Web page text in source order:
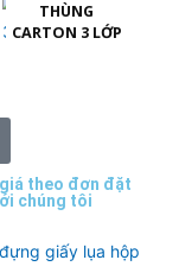
THÙNG
CARTON 3 LỚP
theo đơn đặt
chúng tôi